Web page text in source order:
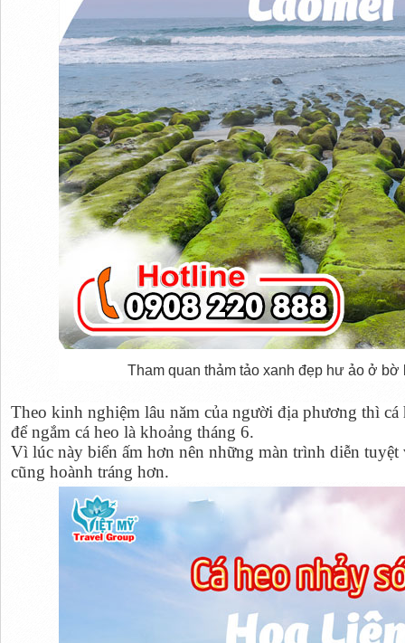
Tham quan thảm tảo xanh đẹp hư ảo ở
Theo kinh nghiệm lâu năm của người địa phương thì
để ngắm cá heo là khoảng tháng 6.
Vì lúc này biển ấm hơn nên những màn trình diễn
cũng hoành tráng hơn.